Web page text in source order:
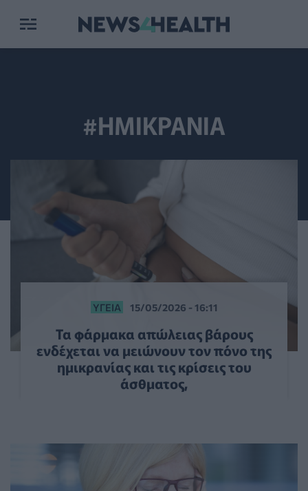
#ΗΜΙΚΡΑΝΙΑ
ΥΓΕΊΑ 15/05/2026 - 16:11
Τα φάρμακα απώλειας βάρους
ενδέχεται να μειώνουν τον πόνο της
ημικρανίας και τις κρίσεις του
άσθματος,